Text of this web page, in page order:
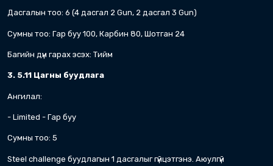
бүртгүүлнэ үү.
Тэмцээний Төрөл
Огноо: 06/12/2026